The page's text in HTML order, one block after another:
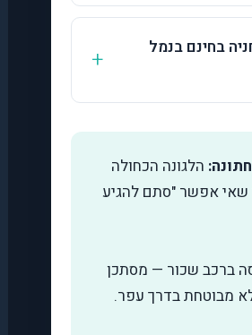
בחינם בנמל
הלגונה הכחולה
שאי אפשר "סתם להגיע
ברכב שכור — מסתכן
מבוטחת בדרך עפר.